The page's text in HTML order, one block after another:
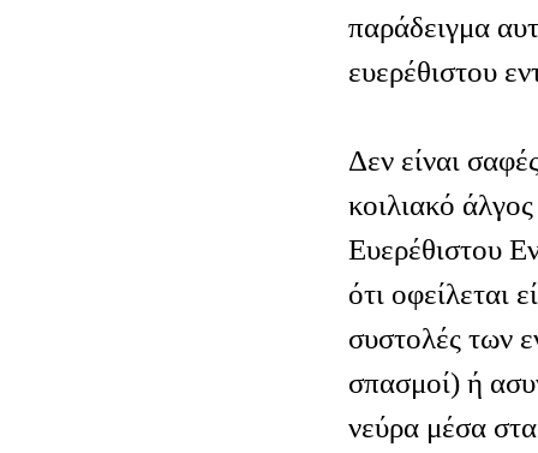
παράδειγμα
ευερέθιστου
Δεν είναι
κοιλιακό
Ευερέθιστου
ότι οφείλεται
συστολές των
σπασμοί) ή
νεύρα μέσα